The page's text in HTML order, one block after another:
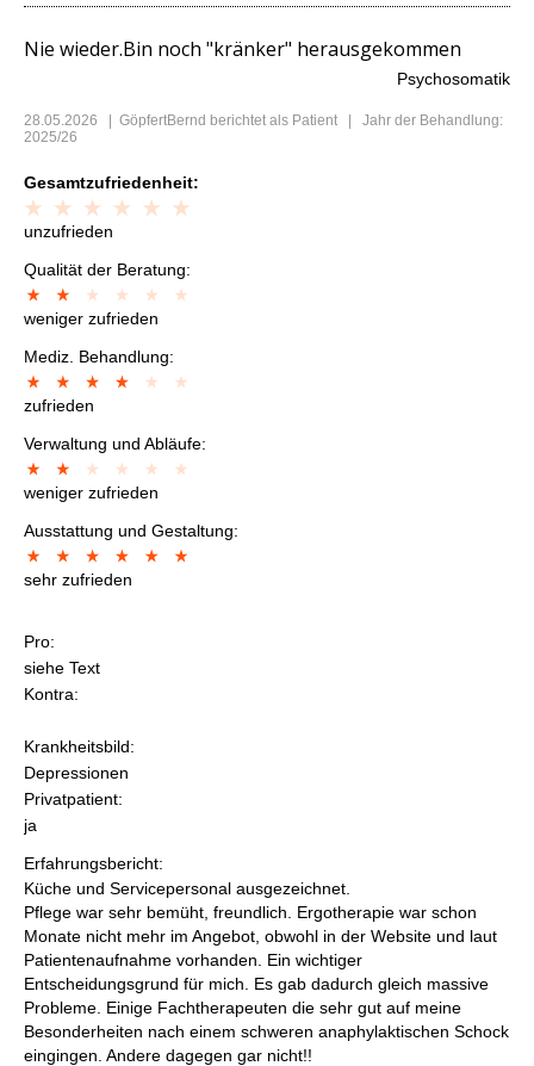
Nie wieder.Bin noch "kränker" herausgekommen
Psychosomatik
28.05.2026 | GöpfertBernd berichtet als Patient | Jahr der Behandlung:
2025/26
Gesamtzufriedenheit:
unzufrieden
Qualität der Beratung:
weniger zufrieden
Mediz. Behandlung:
zufrieden
Verwaltung und Abläufe:
weniger zufrieden
Ausstattung und Gestaltung:
sehr zufrieden
Pro:
siehe Text
Kontra:
Krankheitsbild:
Depressionen
Privatpatient:
ja
Erfahrungsbericht:
Küche und Servicepersonal ausgezeichnet.
Pflege war sehr bemüht, freundlich. Ergotherapie war schon
Monate nicht mehr im Angebot, obwohl in der Website und laut
Patientenaufnahme vorhanden. Ein wichtiger
Entscheidungsgrund für mich. Es gab dadurch gleich massive
Probleme. Einige Fachtherapeuten die sehr gut auf meine
Besonderheiten nach einem schweren anaphylaktischen Schock
eingingen. Andere dagegen gar nicht!!